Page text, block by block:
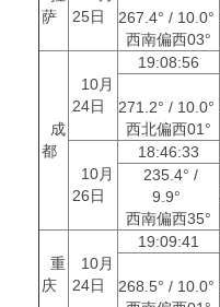
萨
25日
267.4° / 10.0°
西南偏西03°
成
都
10月
24日
19:08:56
271.2° / 10.0°
西北偏西01°
10月
26日
18:46:33
235.4° /
9.9°
西南偏西35°
重
庆
10月
24日
19:09:41
268.5° / 10.0°